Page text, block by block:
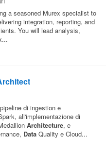
a seasoned Murex specialist to
integration, reporting, and
You will lead analysis,
di ingestion e
all'implementazione di
Architecture, e
Data Quality e Cloud...